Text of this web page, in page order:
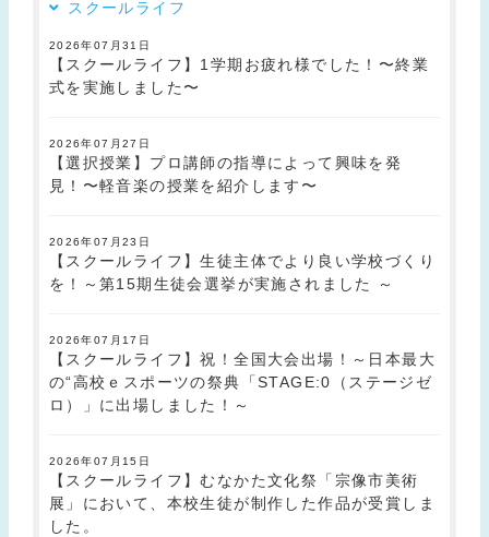
スクールライフ
2026年07月31日
【スクールライフ】1学期お疲れ様でした！〜終業
式を実施しました〜
2026年07月27日
【選択授業】プロ講師の指導によって興味を発
見！〜軽音楽の授業を紹介します〜
2026年07月23日
【スクールライフ】生徒主体でより良い学校づくり
を！～第15期生徒会選挙が実施されました ～
2026年07月17日
【スクールライフ】祝！全国大会出場！～日本最大
の“高校ｅスポーツの祭典「STAGE:0（ステージゼ
ロ）」に出場しました！～
2026年07月15日
【スクールライフ】むなかた文化祭「宗像市美術
展」において、本校生徒が制作した作品が受賞しま
した。